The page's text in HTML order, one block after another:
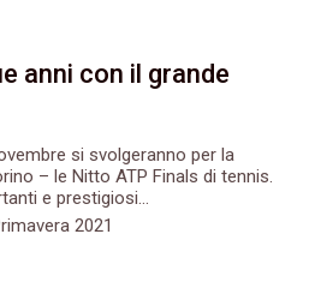
anni con il grande
si svolgeranno per la
– le Nitto ATP Finals di tennis.
e prestigiosi...
2021